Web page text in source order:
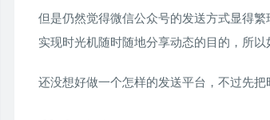
但是仍然觉得微信公众号的发送方式显得
实现时光机随时随地分享动态的目的，所
还没想好做一个怎样的发送平台，不过先